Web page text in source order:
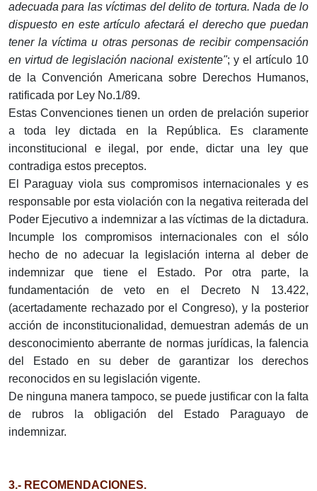
adecuada para las víctimas del delito de tortura. Nada de lo
dispuesto en este artículo afectará el derecho que puedan
tener la víctima u otras personas de recibir compensación
en virtud de legislación nacional existente"; y el artículo 10
de la Convención Americana sobre Derechos Humanos,
ratificada por Ley No.1/89.
Estas Convenciones tienen un orden de prelación superior
a toda ley dictada en la República. Es claramente
inconstitucional e ilegal, por ende, dictar una ley que
contradiga estos preceptos.
El Paraguay viola sus compromisos internacionales y es
responsable por esta violación con la negativa reiterada del
Poder Ejecutivo a indemnizar a las víctimas de la dictadura.
Incumple los compromisos internacionales con el sólo
hecho de no adecuar la legislación interna al deber de
indemnizar que tiene el Estado. Por otra parte, la
fundamentación de veto en el Decreto N 13.422,
(acertadamente rechazado por el Congreso), y la posterior
acción de inconstitucionalidad, demuestran además de un
desconocimiento aberrante de normas jurídicas, la falencia
del Estado en su deber de garantizar los derechos
reconocidos en su legislación vigente.
De ninguna manera tampoco, se puede justificar con la falta
de rubros la obligación del Estado Paraguayo de
indemnizar.
3.- RECOMENDACIONES.